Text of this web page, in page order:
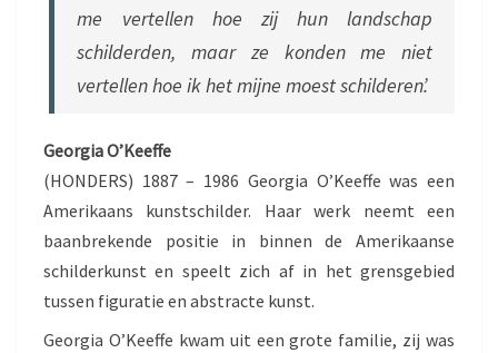
me vertellen hoe zij hun landschap
schilderden, maar ze konden me niet
vertellen hoe ik het mijne moest schilderen’.
Georgia O’Keeffe
(HONDERS) 1887 – 1986 Georgia O’Keeffe was een
Amerikaans kunstschilder. Haar werk neemt een
baanbrekende positie in binnen de Amerikaanse
schilderkunst en speelt zich af in het grensgebied
tussen figuratie en abstracte kunst.
Georgia O’Keeffe kwam uit een grote familie, zij was